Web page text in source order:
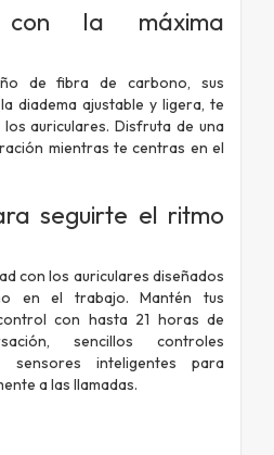
con la máxima
de fibra de carbono, sus
diadema ajustable y ligera, te
auriculares. Disfruta de una
mientras te centras en el
seguirte el ritmo
con los auriculares diseñados
en el trabajo. Mantén tus
con hasta 21 horas de
sencillos controles
sensores inteligentes para
a las llamadas.